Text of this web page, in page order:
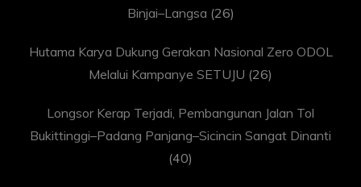
Binjai–Langsa (26)
Hutama Karya Dukung Gerakan Nasional Zero ODOL
Melalui Kampanye SETUJU (26)
Longsor Kerap Terjadi, Pembangunan Jalan Tol
Bukittinggi–Padang Panjang–Sicincin Sangat Dinanti
(40)